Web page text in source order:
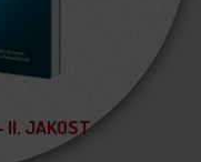
JAKOST